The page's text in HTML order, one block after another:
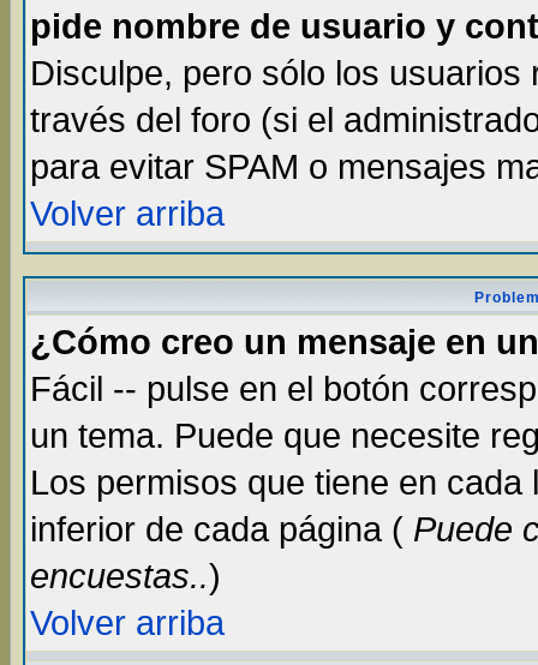
pide nombre de usuario y
Disculpe, pero sólo los
través del foro (si el
para evitar SPAM o mensajes
Volver arriba
¿Cómo creo un mensaje en
Fácil -- pulse en el botón
un tema. Puede que necesite
Los permisos que tiene en
inferior de cada página ( Puede
encuestas..)
Volver arriba